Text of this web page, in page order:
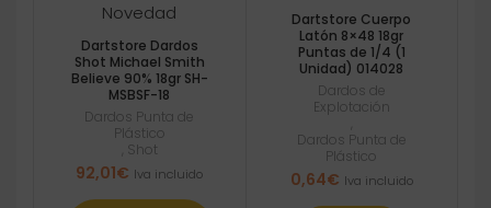
Novedad
Dartstore Dardos
Shot Michael Smith
Believe 90% 18gr SH-
MSBSF-18
Dardos Punta de
Plástico
Shot
92,01€ Iva incluido
Dartstore Cuerpo
Latón 8×48 18gr
Puntas de 1/4 (1
Unidad) 014028
Dardos de
Explotación
Dardos Punta de
Plástico
0,64€ Iva incluido